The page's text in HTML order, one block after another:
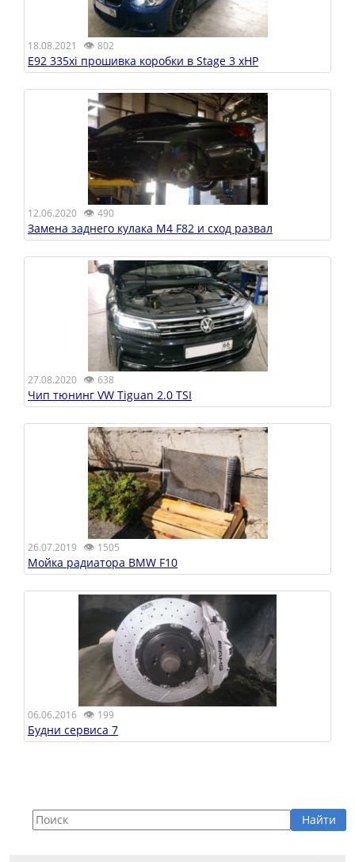
18.08.2021 👁 802
E92 335xi прошивка коробки в Stage 3 xHP
12.06.2020 👁 490
Замена заднего кулака M4 F82 и сход развал
27.08.2020 👁 638
Чип тюнинг VW Tiguan 2.0 TSI
26.07.2019 👁 1505
Мойка радиатора BMW F10
06.06.2016 👁 199
Будни сервиса 7